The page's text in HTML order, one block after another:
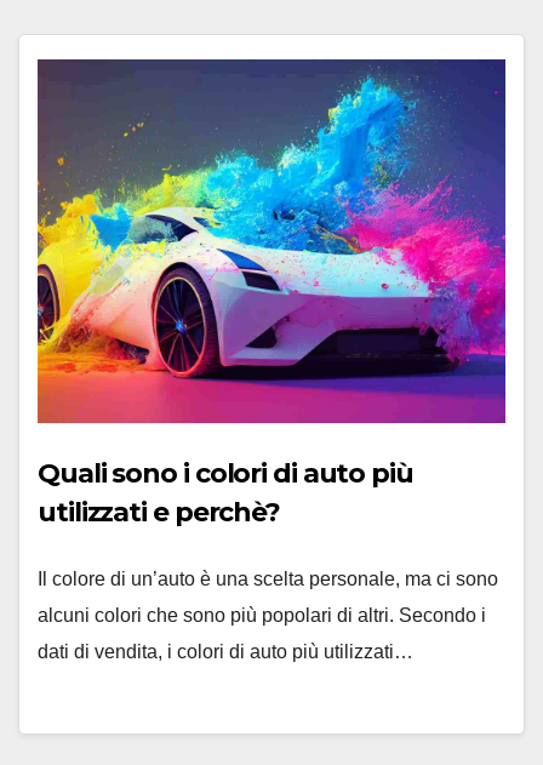
Quali sono i colori di auto più
utilizzati e perchè?
Il colore di un’auto è una scelta personale, ma ci sono
alcuni colori che sono più popolari di altri. Secondo i
dati di vendita, i colori di auto più utilizzati…